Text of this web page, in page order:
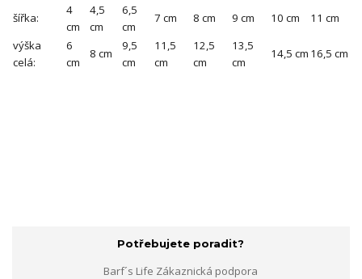
šířka:
4
cm
4,5
cm
6,5
cm
7 cm 8 cm 9 cm 10 cm
11 cm
výška
celá:
6
cm
8 cm
9,5
cm
11,5
cm
12,5
cm
13,5
cm
14,5 cm 16,5 cm
Potřebujete poradit?
Barf´s Life Zákaznická podpora